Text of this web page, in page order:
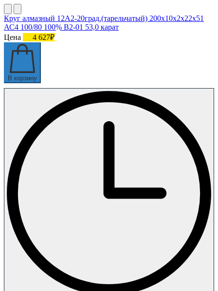
Круг алмазный 12А2-20град.(тарельчатый) 200х10х2х22х51
АС4 100/80 100% В2-01 53,0 карат
Цена
4 627₽
В корзину